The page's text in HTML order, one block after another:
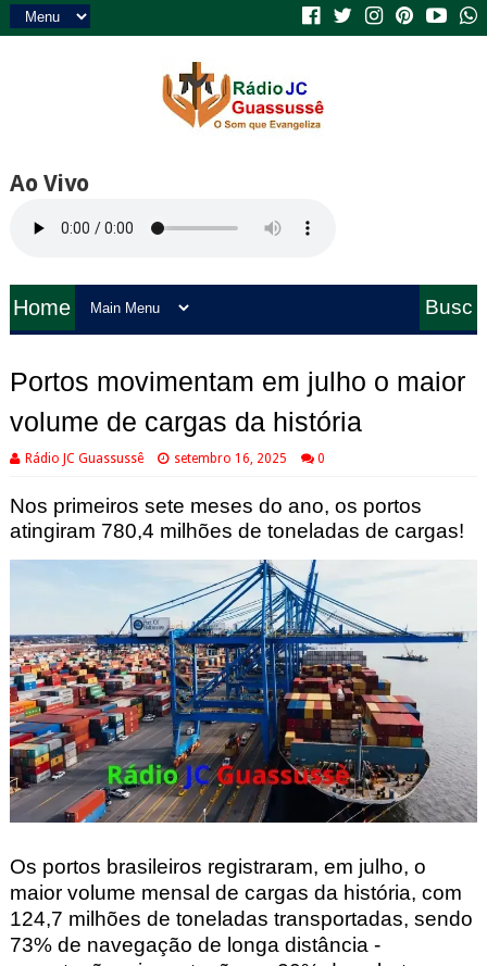
Ao Vivo
Home
Busc
Portos movimentam em julho o maior
volume de cargas da história
Rádio JC Guassussê setembro 16, 2025 0
Nos primeiros sete meses do ano, os portos
atingiram 780,4 milhões de toneladas de cargas!
Os portos brasileiros registraram, em julho, o
maior volume mensal de cargas da história, com
124,7 milhões de toneladas transportadas, sendo
73% de navegação de longa distância -